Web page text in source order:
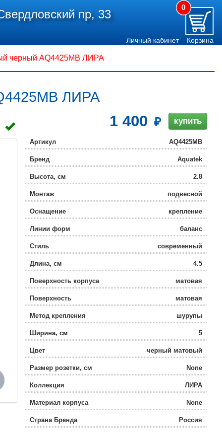
пр, 33
0
Личный кабинет Корзина
черный AQ4425MB ЛИРА
ЛИРА
1 400 купить
Артикул AQ4425MB
Бренд Aquatek
Высота, см 2.8
Монтаж подвесной
Оснащение крепление
Линии форм баланс
Стиль современный
Длина, см 4.5
Поверхность корпуса матовая
Поверхность матовая
Метод крепления шурупы
Ширина, см 5
Цвет черный матовый
Размер розетки, см None
Коллекция ЛИРА
Материал корпуса None
Страна Бренда Россия